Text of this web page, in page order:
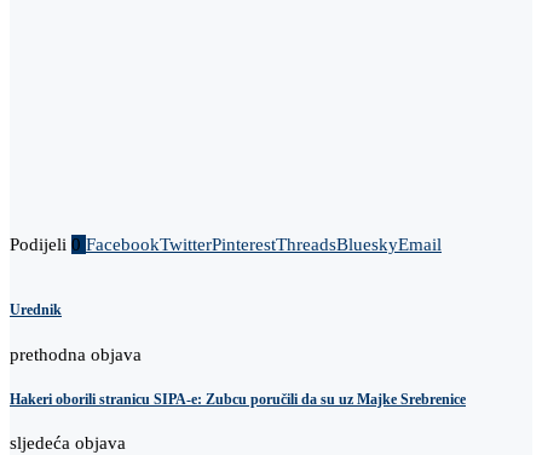
Podijeli 0 FacebookTwitterPinterestThreadsBlueskyEmail
Urednik
prethodna objava
Hakeri oborili stranicu SIPA-e: Zubcu poručili da su uz Majke Srebrenice
sljedeća objava